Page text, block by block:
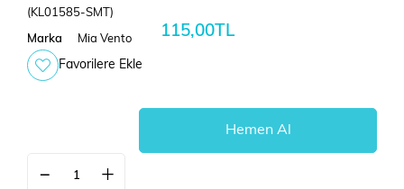
(KL01585-SMT)
Marka Mia Vento 115,00TL
Favorilere Ekle